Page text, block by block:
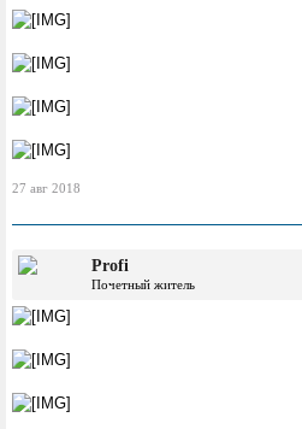
27 авг 2018
Profi
Почетный житель